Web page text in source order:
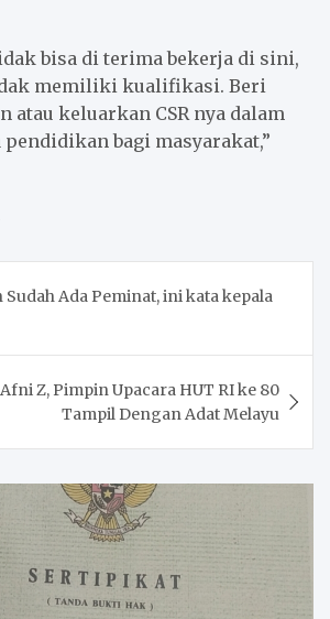
bisa di terima bekerja di sini,
memiliki kualifikasi. Beri
atau keluarkan CSR nya dalam
bagi masyarakat,”
Sudah Ada Peminat, ini kata kepala
Z, Pimpin Upacara HUT RI ke 80
Tampil Dengan Adat Melayu